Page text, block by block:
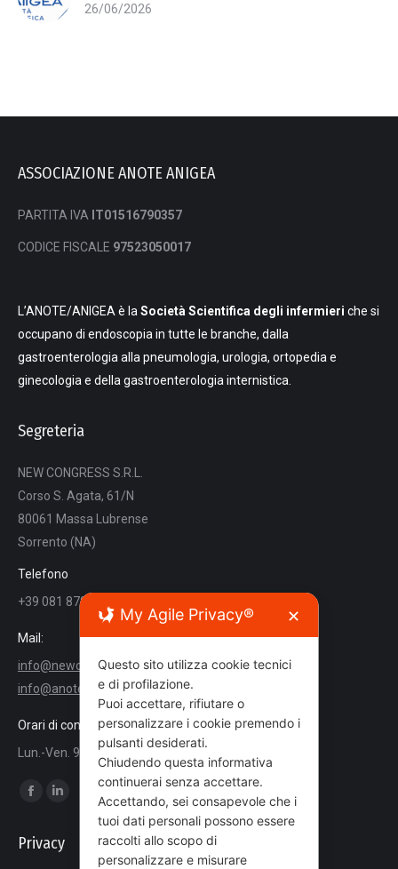
26/06/2026
ASSOCIAZIONE ANOTE ANIGEA
PARTITA IVA IT01516790357
CODICE FISCALE 97523050017
L’ANOTE/ANIGEA è la Società Scientifica degli infermieri che si
occupano di endoscopia in tutte le branche, dalla
gastroenterologia alla pneumologia, urologia, ortopedia e
ginecologia e della gastroenterologia internistica.
Segreteria
NEW CONGRESS S.R.L.
Corso S. Agata, 61/N
80061 Massa Lubrense
Sorrento (NA)
Telefono
+39 081 8780564
Mail:
info@newcongress.it
info@anoteanigea.it
Orari di contatto
Lun.-Ven. 9:00 - 18:00
Ci puoi trovare su:
opens
Linkedin
opens
Privacy
My Agile Privacy® ✕
Questo sito utilizza cookie tecnici
e di profilazione.
Puoi accettare, rifiutare o
personalizzare i cookie premendo i
pulsanti desiderati.
Chiudendo questa informativa
continuerai senza accettare.
Accettando, sei consapevole che i
tuoi dati personali possono essere
raccolti allo scopo di
personalizzare e misurare